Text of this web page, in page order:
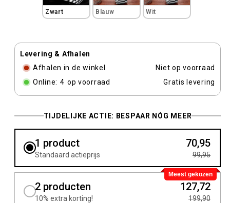
Zwart Blauw Wit
Levering & Afhalen
Afhalen in de winkel
Niet op voorraad
Online: 4 op voorraad Gratis levering
TIJDELIJKE ACTIE: BESPAAR NÓG MEER
1 product
Standaard actieprijs
70,95
99,95
Meest gekozen
2 producten
10% extra korting!
127,72
199,90